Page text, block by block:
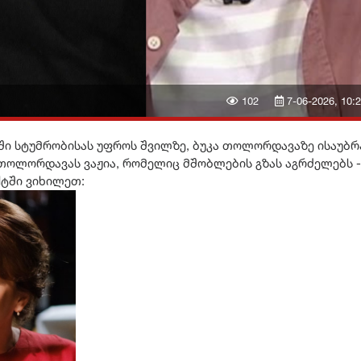
7-06-2026,
102
სტუმრობისას უფროს შვილზე, ბუკა თოლორდავაზე
ვაჟია, რომელიც მშობლების გზას აგრძელებს -
ვიხილეთ: